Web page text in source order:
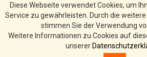
Diese Webseite verwendet Cookies, um
Service zu gewährleisten. Durch die
stimmen Sie der Verwendung
Weitere Informationen zu Cookies auf
unserer